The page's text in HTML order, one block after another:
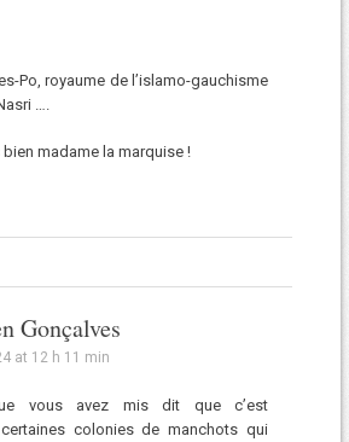
Po, royaume de l’islamo-gauchisme
….
bien madame la marquise !
Gonçalves
at 12 h 11 min
vous avez mis dit que c’est
colonies de manchots qui